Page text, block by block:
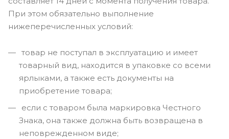
При этом обязательно выполнение
нижеперечисленных условий:
товар не поступал в эксплуатацию и имеет
товарный вид, находится в упаковке со всеми
ярлыками, а также есть документы на
приобретение товара;
если с товаром была маркировка Честного
Знака, она также должна быть возвращена в
неповрежденном виде;